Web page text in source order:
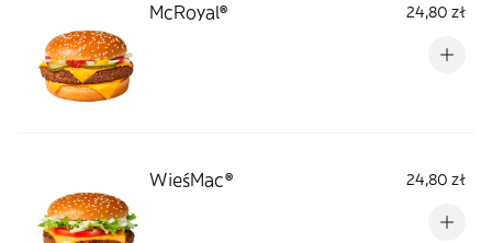
McRoyal® 24,80 zł
WieśMac® 24,80 zł